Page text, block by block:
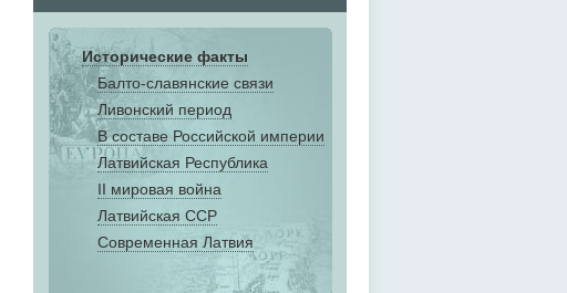
Исторические факты
Балто-славянские связи
Ливонский период
В составе Российской империи
Латвийская Республика
II мировая война
Латвийская ССР
Современная Латвия